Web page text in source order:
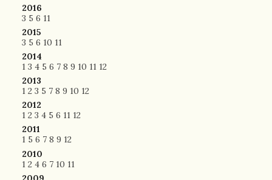
2016
3 5 6 11
2015
3 5 6 10 11
2014
1 3 4 5 6 7 8 9 10 11 12
2013
1 2 3 5 7 8 9 10 12
2012
1 2 3 4 5 6 11 12
2011
1 5 6 7 8 9 12
2010
1 2 4 6 7 10 11